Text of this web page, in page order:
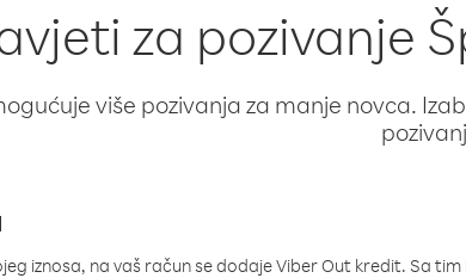
za pozivanje
više pozivanja za manje novca.
iznosa, na vaš račun se dodaje Viber Out kredit. Sa